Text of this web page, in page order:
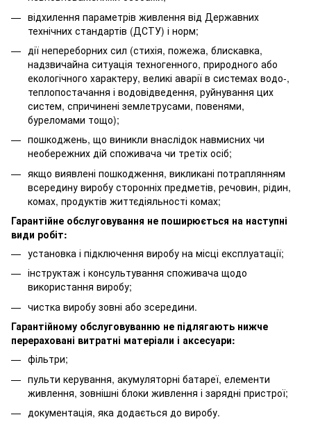
відхилення параметрів живлення від Державних
технічних стандартів (ДСТУ) і норм;
дії непереборних сил (стихія, пожежа, блискавка,
надзвичайна ситуація техногенного, природного або
екологічного характеру, великі аварії в системах водо-,
теплопостачання і водовідведення, руйнування цих
систем, спричинені землетрусами, повенями,
буреломами тощо);
пошкоджень, що виникли внаслідок навмисних чи
необережних дій споживача чи третіх осіб;
якщо виявлені пошкодження, викликані потраплянням
всередину виробу сторонніх предметів, речовин, рідин,
комах, продуктів життєдіяльності комах;
Гарантійне обслуговування не поширюється на наступні
види робіт:
установка і підключення виробу на місці експлуатації;
інструктаж і консультування споживача щодо
використання виробу;
чистка виробу зовні або зсередини.
Гарантійному обслуговуванню не підлягають нижче
перераховані витратні матеріали і аксесуари:
фільтри;
пульти керування, акумуляторні батареї, елементи
живлення, зовнішні блоки живлення і зарядні пристрої;
документація, яка додається до виробу.